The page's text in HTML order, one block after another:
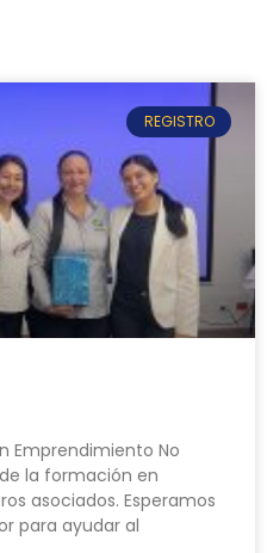
REGISTRO
Emprendimiento No
la formación en
asociados. Esperamos
para ayudar al